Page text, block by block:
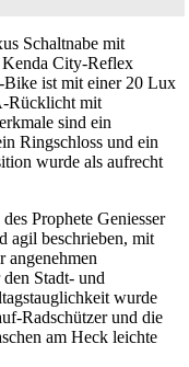
Schaltnabe mit
Kenda City-Reflex
ist mit einer 20 Lux
Rücklicht mit
sind ein
Ringschloss und ein
wurde als aufrecht
Prophete Geniesser
agil beschrieben, mit
angenehmen
Stadt- und
wurde
Radschützer und die
am Heck leichte